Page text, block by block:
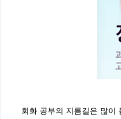
회화 공부의 지름길은 많이